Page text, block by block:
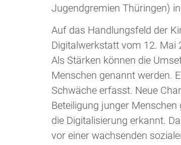
Jugendgremien Thüringen)
Auf das Handlungsfeld der
Digitalwerkstatt vom 12. Mai
Als Stärken können die
Menschen genannt werden.
Schwäche erfasst. Neue
Beteiligung junger
die Digitalisierung erkannt.
vor einer wachsenden